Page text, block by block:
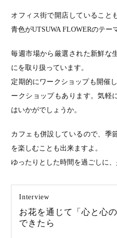
オフィス街で開店していること
青色がUTSUWA FLOWERのテー
毎週市場から厳選された新鮮な
にを取り扱っています。
定期的にワークショップも開催
ークショップもあります。気軽
はいかがでしょうか。
カフェも併設しているので、季
を楽しむことも出来ますよ。
ゆったりとした時間を過ごしに、
Interview
お花を通じて「心と心
できたら